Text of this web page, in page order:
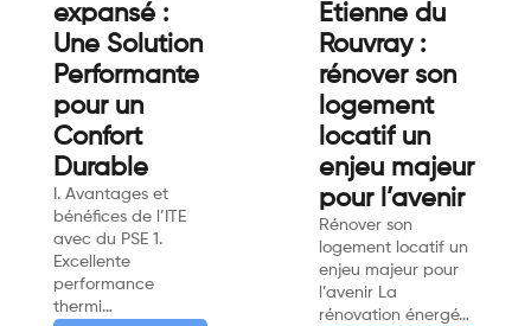
expansé :
Une Solution
Performante
pour un
Confort
Durable
I. Avantages et
bénéfices de l’ITE
avec du PSE 1.
Excellente
performance
thermi…
Etienne du
Rouvray :
rénover son
logement
locatif un
enjeu majeur
pour l’avenir
Rénover son
logement locatif un
enjeu majeur pour
l’avenir La
rénovation énergé…